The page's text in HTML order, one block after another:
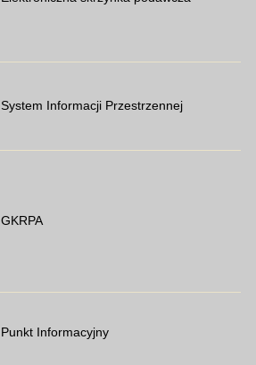
System Informacji Przestrzennej
GKRPA
Punkt Informacyjny